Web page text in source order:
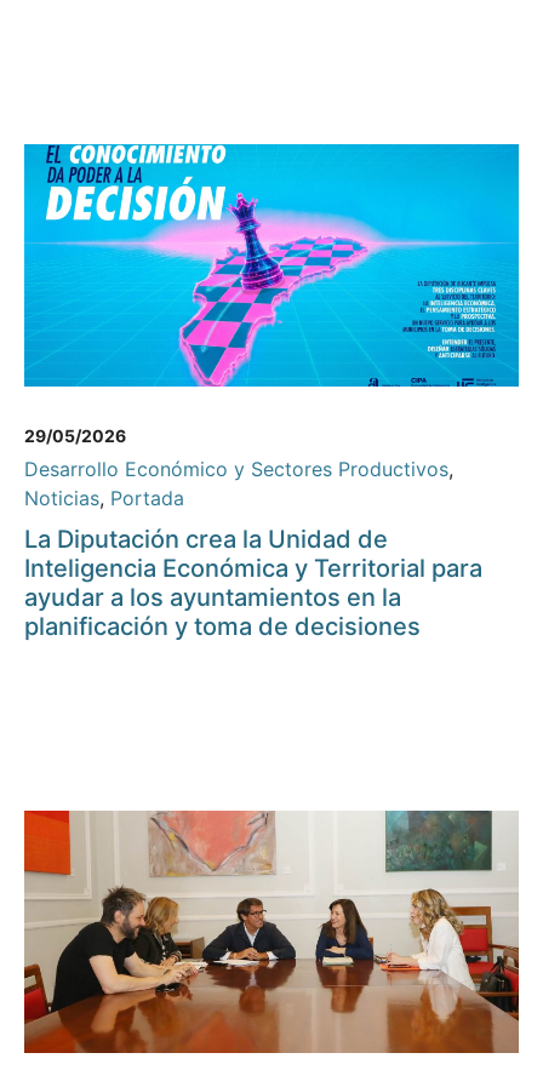
29/05/2026
Desarrollo Económico y Sectores Productivos,
Noticias, Portada
La Diputación crea la Unidad de
Inteligencia Económica y Territorial para
ayudar a los ayuntamientos en la
planificación y toma de decisiones